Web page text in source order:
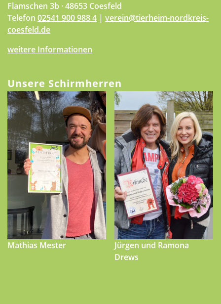
Flamschen 3b · 48653 Coesfeld
Telefon 02541 900 988 4 | verein@tierheim-nordkreis-
coesfeld.de
weitere Informationen
Unsere Schirmherren
Mathias Mester
Jürgen und Ramona
Drews